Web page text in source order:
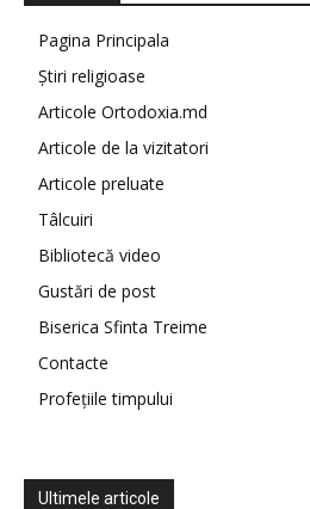
Pagina Principala
Știri religioase
Articole Ortodoxia.md
Articole de la vizitatori
Articole preluate
Tâlcuiri
Bibliotecă video
Gustări de post
Biserica Sfinta Treime
Contacte
Profețiile timpului
Ultimele articole